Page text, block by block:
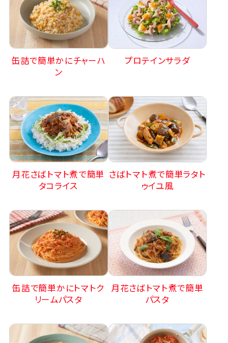
缶詰で簡単かにチャーハ
ン
プロテインサラダ
月花さばトマト煮で簡単
タコライス
さばトマト煮で簡単ラタト
ゥイユ風
缶詰で簡単かにトマトク
リームパスタ
月花さばトマト煮で簡単
パスタ